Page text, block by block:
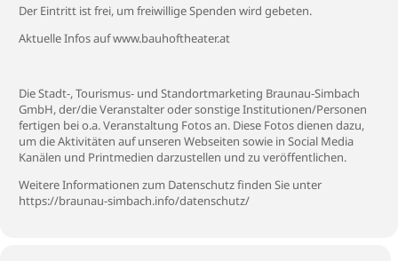
Der Eintritt ist frei, um freiwillige Spenden wird gebeten.
Aktuelle Infos aufwww.bauhoftheater.at
Die Stadt-, Tourismus- und Standortmarketing Braunau-Simbach
GmbH, der/die Veranstalter oder sonstige Institutionen/Personen
fertigen bei o.a. Veranstaltung Fotos an. Diese Fotos dienen dazu,
um die Aktivitäten auf unseren Webseiten sowie in Social Media
Kanälen und Printmedien darzustellen und zu veröffentlichen.
Weitere Informationen zum Datenschutz finden Sie unter
https://braunau-simbach.info/datenschutz/